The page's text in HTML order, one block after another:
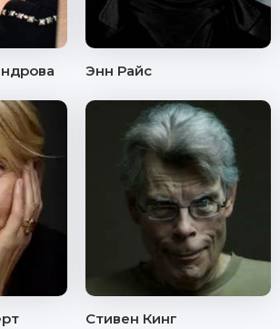
Энн Райс
Стивен Кинг